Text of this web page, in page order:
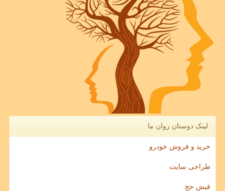
لینک دوستان روان ما
خرید و فروش خودرو
طراحی سایت
فیش حج